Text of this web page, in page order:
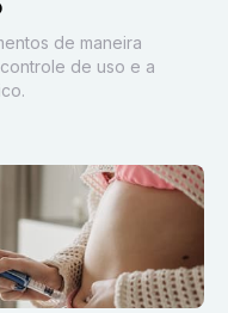
de maneira
de uso e a